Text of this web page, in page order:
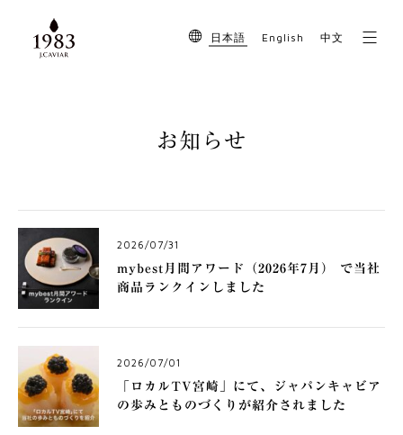
English
日本語 中文
お知らせ
2026/07/31
mybest月間アワード（2026年7月） で当社
商品ランクインしました
2026/07/01
「ロカルTV宮崎」にて、ジャパンキャビア
の歩みとものづくりが紹介されました